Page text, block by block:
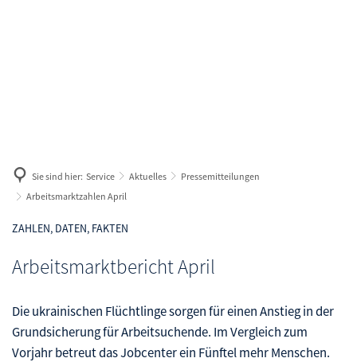
Maßnahmen und Fördermöglichkeiten
Arbeit und Gesundheit
Sie sind hier: Service Aktuelles
Pressemitteilungen
Arbeitsmarktzahlen April
ZAHLEN, DATEN, FAKTEN
Arbeitsmarktbericht April
Die ukrainischen Flüchtlinge sorgen für einen Anstieg in der
Grundsicherung für Arbeitsuchende. Im Vergleich zum
Vorjahr betreut das Jobcenter ein Fünftel mehr Menschen.